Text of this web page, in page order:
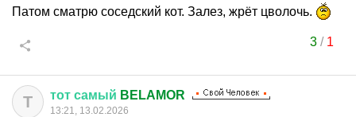
Патом сматрю соседский кот. Залез, жрёт цволочь.
3/ 1
Т тот самый BELAMOR
13:21, 13.02.2026